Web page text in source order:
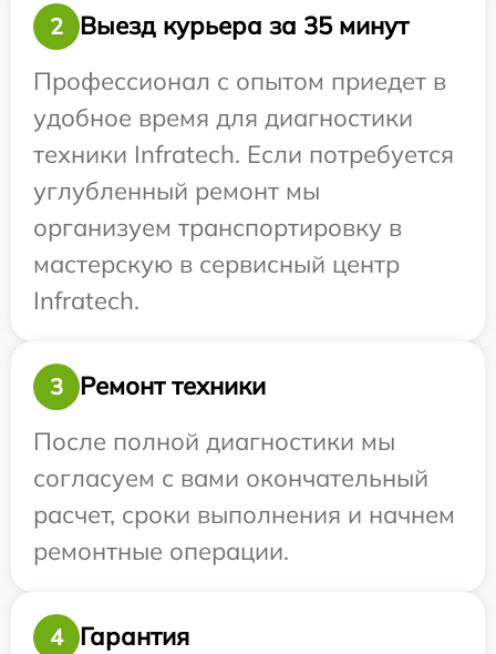
2
Выезд курьера за 35 минут
Профессионал с опытом приедет в
удобное время для диагностики
техники Infratech. Если потребуется
углубленный ремонт мы
организуем транспортировку в
мастерскую в сервисный центр
Infratech.
3
Ремонт техники
После полной диагностики мы
согласуем с вами окончательный
расчет, сроки выполнения и начнем
ремонтные операции.
4 Гарантия